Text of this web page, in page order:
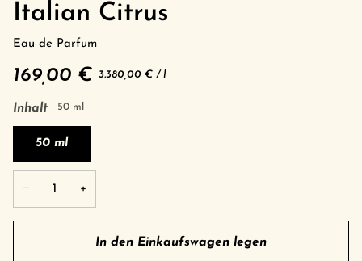
Italian Citrus
Eau de Parfum
169,00 € Grundpreis
3.380,00 € /pro
l
Inhalt 50 ml
50 ml
− +
In den Einkaufswagen legen